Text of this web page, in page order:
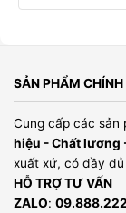
SẢN PHẨM CHÍNH
Cung cấp các sản
hiệu - Chất lương
xuất xứ, có đầy
HỖ TRỢ TƯ VẤN
ZALO: